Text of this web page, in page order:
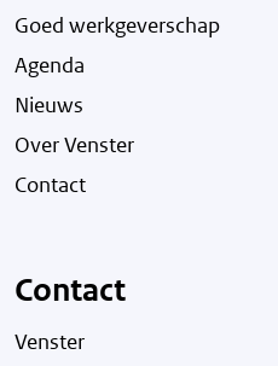
Goed werkgeverschap
Agenda
Nieuws
Over Venster
Contact
Contact
Venster